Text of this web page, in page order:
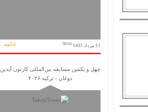
11 مرداد 1405 00:04 ادامه...
چهل و یکمین مسابقه بین‌المللی کارتون آیدین
دوغان - ترکیه ۲۰۲۶